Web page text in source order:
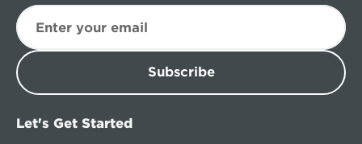
Subscribe
Let's Get Started